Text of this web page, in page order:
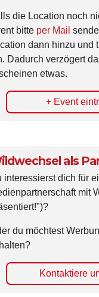
die Location noch
bitte per Mail
dann hinzu und
Dadurch verzögert
etwas.
+ Event
als
interessierst dich für
mit
du möchtest
Kontaktiere